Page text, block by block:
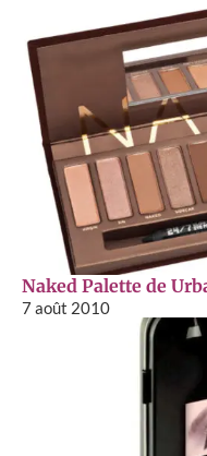
Naked Palette de
7 août 2010